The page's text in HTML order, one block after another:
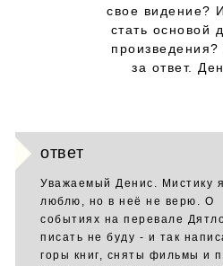
свое видение?
стать основой
за ответ.
ответ
Уважаемый Денис. Мистику я
люблю, но в неё не верю. О
событиях на перевале
писать не буду - и так
горы книг, сняты фильмы и